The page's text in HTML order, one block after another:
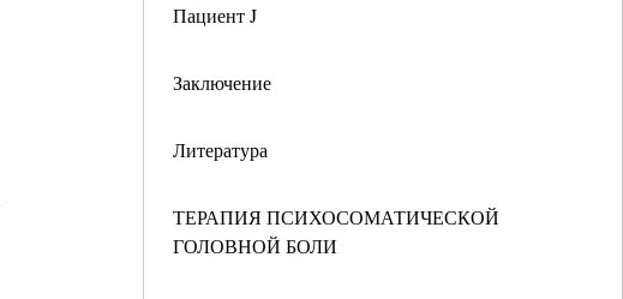
Пациент J
Заключение
Литература
ТЕРАПИЯ ПСИХОСОМАТИЧЕСКОЙ
ГОЛОВНОЙ БОЛИ